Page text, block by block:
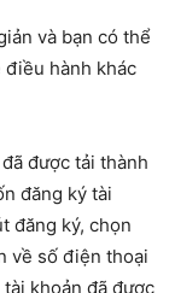
và bạn có thể
hành khác
được tải thành
đăng ký tài
đăng ký, chọn
về số điện thoại
khoản đã được